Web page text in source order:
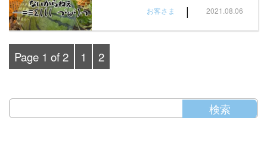
お客さま | 2021.08.06
Page 1 of 2 1 2